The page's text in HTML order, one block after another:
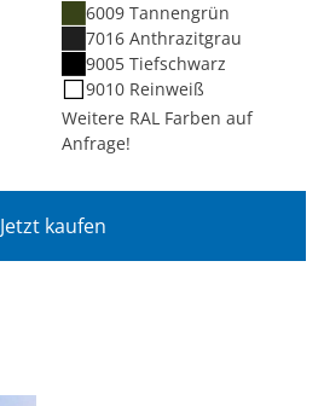
6009 Tannengrün
7016 Anthrazitgrau
9005 Tiefschwarz
9010 Reinweiß
Weitere RAL Farben auf
Anfrage!
Jetzt kaufen